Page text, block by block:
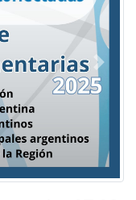
Next